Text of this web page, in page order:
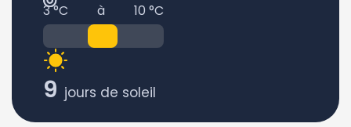
3 °C
à 10 °C
9 jours de soleil